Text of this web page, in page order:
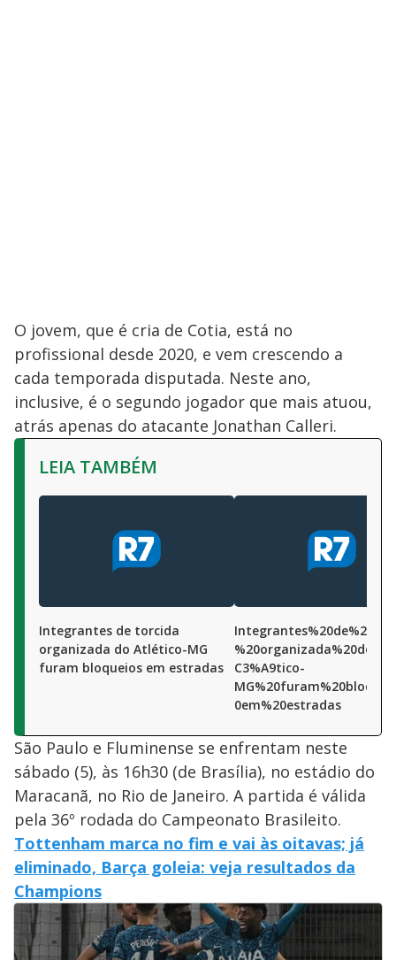
O jovem, que é cria de Cotia, está no
profissional desde 2020, e vem crescendo a
cada temporada disputada. Neste ano,
inclusive, é o segundo jogador que mais atuou,
atrás apenas do atacante Jonathan Calleri.
LEIA TAMBÉM
Integrantes de torcida
organizada do Atlético-MG
furam bloqueios em estradas
C3%A9tico-
0em%20estradas
São Paulo e Fluminense se enfrentam neste
sábado (5), às 16h30 (de Brasília), no estádio do
Maracanã, no Rio de Janeiro. A partida é válida
pela 36º rodada do Campeonato Brasileito.
Tottenham marca no fim e vai às oitavas; já
eliminado, Barça goleia: veja resultados da
Champions